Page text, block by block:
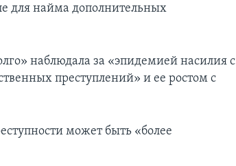
для найма дополнительных
наблюдала за «эпидемией насилия с
преступлений» и ее ростом с
может быть «более